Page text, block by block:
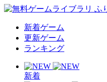
新着ゲーム
更新ゲーム
ランキング
新着